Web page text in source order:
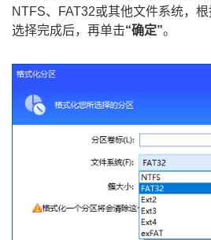
NTFS、FAT32或其他文件系统，根
选择完成后，再单击“确定”。